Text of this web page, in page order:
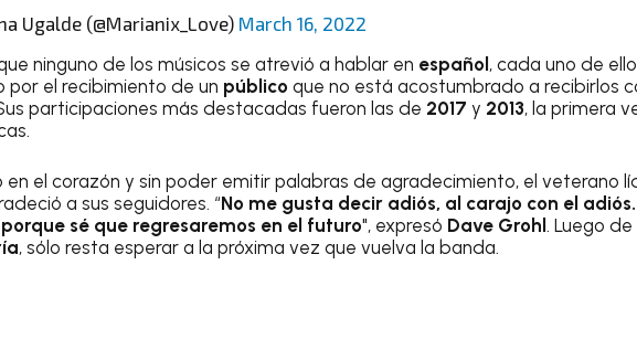
Ugalde (@Marianix_Love) March 16, 2022
ninguno de los músicos se atrevió a hablar en español , cada uno de
por el recibimiento de un público que no está acostumbrado a recibirlos
participaciones más destacadas fueron las de 2017 y 2013, la primera
en el corazón y sin poder emitir palabras de agradecimiento, el veterano
a sus seguidores. “No me gusta decir adiós, al carajo con el
sé que regresaremos en el futuro", expresó Dave Grohl. Luego
, sólo resta esperar a la próxima vez que vuelva la banda.